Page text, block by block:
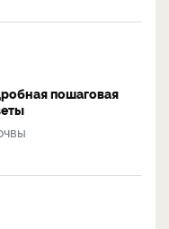
пошаговая